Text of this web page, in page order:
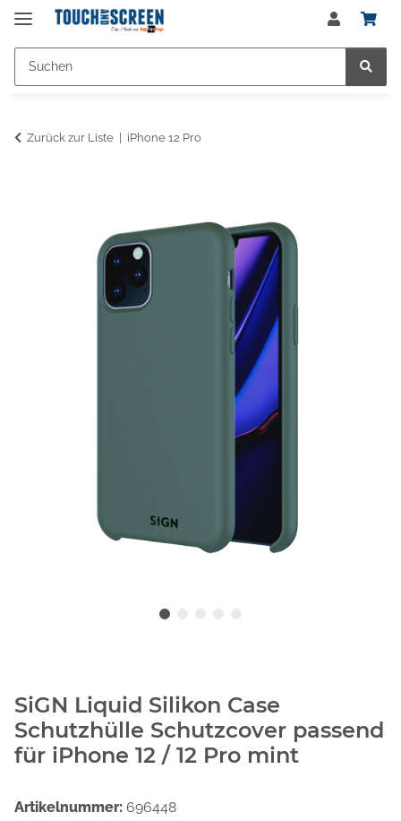
Zurück zur Liste iPhone 12 Pro
SiGN Liquid Silikon Case
Schutzhülle Schutzcover passend
für iPhone 12 / 12 Pro mint
Artikelnummer: 696448